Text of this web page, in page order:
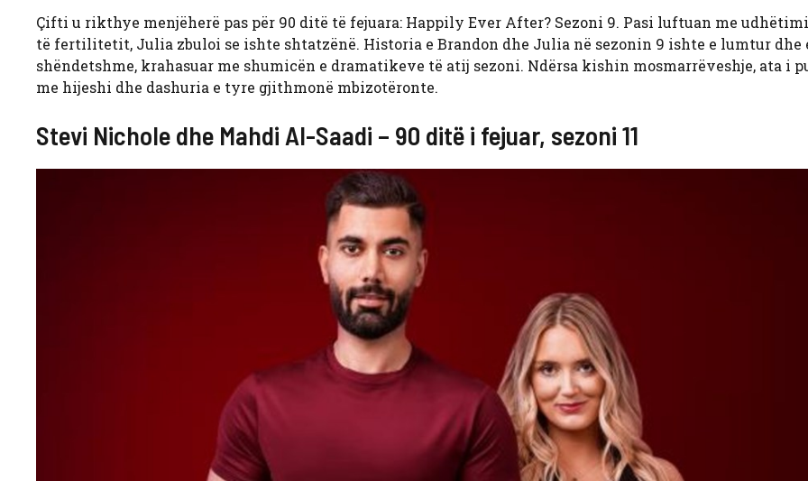
Çifti u rikthye menjëherë pas për 90 ditë të fejuara: Happily Ever After? Sezoni 9. Pasi luftuan me
të fertilitetit, Julia zbuloi se ishte shtatzënë. Historia e Brandon dhe Julia në sezonin 9 ishte e lumtur dhe
shëndetshme, krahasuar me shumicën e dramatikeve të atij sezoni. Ndërsa kishin mosmarrëveshje, ata i
me hijeshi dhe dashuria e tyre gjithmonë mbizotëronte.
Stevi Nichole dhe Mahdi Al-Saadi – 90 ditë i fejuar, sezoni 11